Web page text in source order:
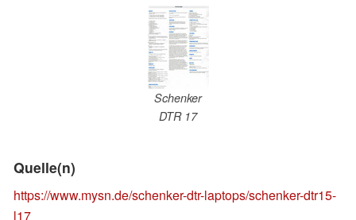
Schenker
DTR 17
Quelle(n)
https://www.mysn.de/schenker-dtr-laptops/schenker-dtr15-
l17